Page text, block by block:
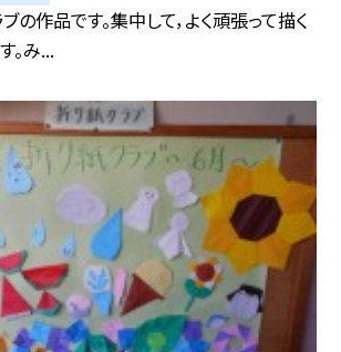
の作品です。集中して，よく頑張って描く
。み...